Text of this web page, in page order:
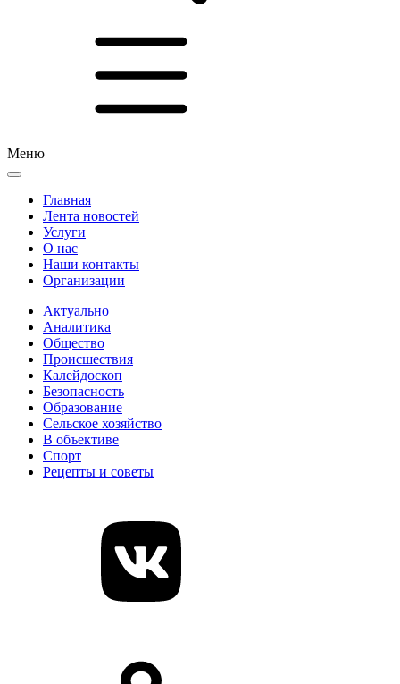
Меню
Главная
Лента новостей
Услуги
О нас
Наши контакты
Организации
Актуально
Аналитика
Общество
Происшествия
Калейдоскоп
Безопасность
Образование
Сельское хозяйство
В объективе
Спорт
Рецепты и советы